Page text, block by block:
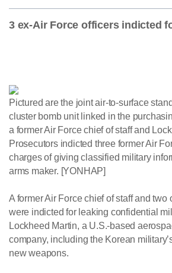
3 ex-Air Force officers indicted
Pictured are the joint air-to-surface
cluster bomb unit linked in the
a former Air Force chief of staff and
Prosecutors indicted three former Air
charges of giving classified military
arms maker. [YONHAP]
A former Air Force chief of staff and two
were indicted for leaking confidential
Lockheed Martin, a U.S.-based
company, including the Korean
new weapons.